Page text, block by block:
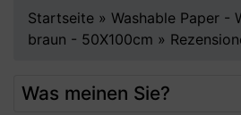
Startseite » Washable Paper -
braun - 50X100cm »
Was meinen Sie?